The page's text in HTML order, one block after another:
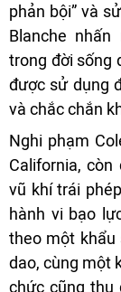
phản bội” và
Blanche
trong đời sống
được sử dụng
và chắc chắn
Nghi phạm
California,
vũ khí trái
hành vi bạo
theo một khẩu
dao, cùng một
chức cũng thu